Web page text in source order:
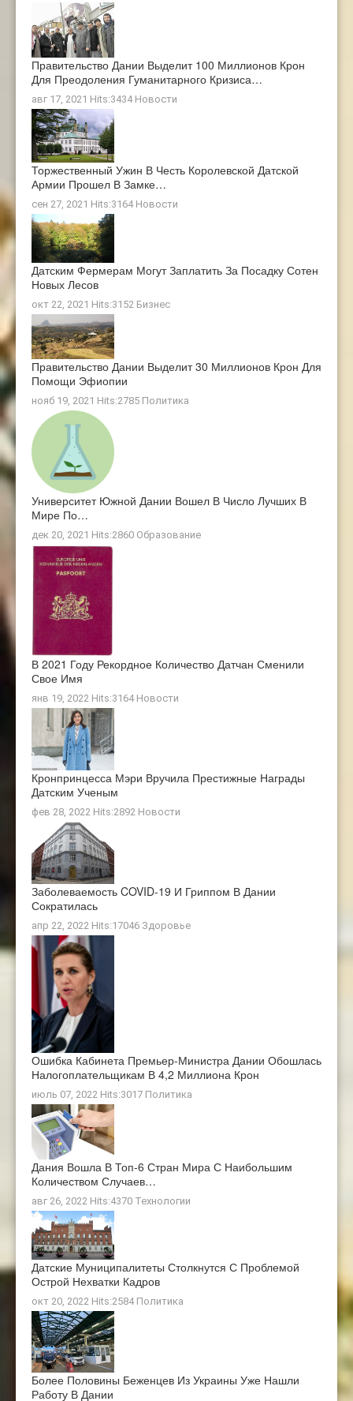
Правительство Дании Выделит 100 Миллионов Крон
Для Преодоления Гуманитарного Кризиса…
авг 17, 2021 Hits:3434 Новости
Торжественный Ужин В Честь Королевской Датской
Армии Прошел В Замке…
сен 27, 2021 Hits:3164 Новости
Датским Фермерам Могут Заплатить За Посадку Сотен
Новых Лесов
окт 22, 2021 Hits:3152 Бизнес
Правительство Дании Выделит 30 Миллионов Крон Для
Помощи Эфиопии
нояб 19, 2021 Hits:2785 Политика
Университет Южной Дании Вошел В Число Лучших В
Мире По…
дек 20, 2021 Hits:2860 Образование
В 2021 Году Рекордное Количество Датчан Сменили
Свое Имя
янв 19, 2022 Hits:3164 Новости
Кронпринцесса Мэри Вручила Престижные Награды
Датским Ученым
фев 28, 2022 Hits:2892 Новости
Заболеваемость COVID-19 И Гриппом В Дании
Сократилась
апр 22, 2022 Hits:17046 Здоровье
Ошибка Кабинета Премьер-Министра Дании Обошлась
Налогоплательщикам В 4,2 Миллиона Крон
июль 07, 2022 Hits:3017 Политика
Дания Вошла В Топ-6 Стран Мира С Наибольшим
Количеством Случаев…
авг 26, 2022 Hits:4370 Технологии
Датские Муниципалитеты Столкнутся С Проблемой
Острой Нехватки Кадров
окт 20, 2022 Hits:2584 Политика
Более Половины Беженцев Из Украины Уже Нашли
Работу В Дании